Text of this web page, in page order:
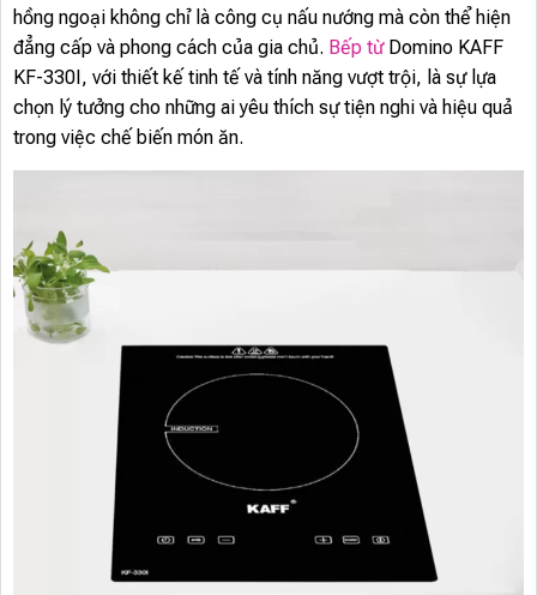
hồng ngoại không chỉ là công cụ nấu nướng mà còn thể hiện
đẳng cấp và phong cách của gia chủ. Bếp từDomino KAFF
KF-330I, với thiết kế tinh tế và tính năng vượt trội, là sự lựa
chọn lý tưởng cho những ai yêu thích sự tiện nghi và hiệu quả
trong việc chế biến món ăn.